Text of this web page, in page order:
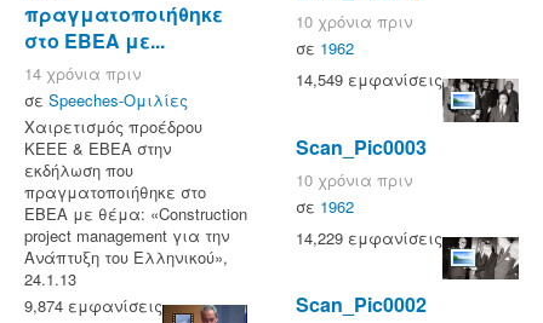
πραγματοποιήθηκε
στο ΕΒΕΑ με...
14 χρόνια πριν
σε Speeches-Ομιλίες
Χαιρετισμός προέδρου
ΚΕΕΕ & EBEA στην
εκδήλωση που
πραγματοποιήθηκε στο
ΕΒΕΑ με θέμα: «Construction
project management για την
Ανάπτυξη του Ελληνικού»,
24.1.13
9,874 εμφανίσεις
10 χρόνια πριν
σε 1962
14,549 εμφανίσεις
Scan_Pic0003
10 χρόνια πριν
σε 1962
14,229 εμφανίσεις
Scan_Pic0002